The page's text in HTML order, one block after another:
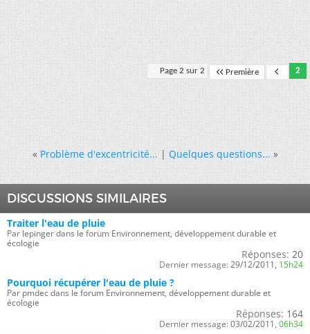
Page 2 sur 2 Première 2
« Problème d'excentricité...|Quelques questions... »
DISCUSSIONS SIMILAIRES
Traiter l'eau de pluie
Par lepinger dans le forum Environnement, développement durable et
écologie
Réponses: 20
Dernier message: 29/12/2011, 15h24
Pourquoi récupérer l'eau de pluie ?
Par pmdec dans le forum Environnement, développement durable et
écologie
Réponses: 164
Dernier message: 03/02/2011, 06h34